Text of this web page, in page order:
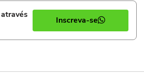
Inscreva-se